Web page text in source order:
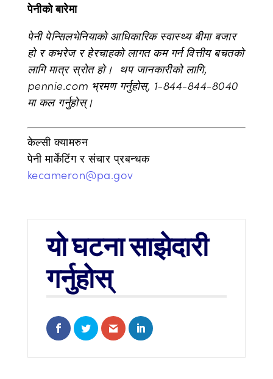
पेनीको बारेमा
पेनी पेन्सिलभेनियाको आधिकारिक स्वास्थ्य बीमा बजार
हो र कभरेज र हेरचाहको लागत कम गर्न वित्तीय बचतको
लागि मात्र स्रोत हो। थप जानकारीको लागि,
pennie.com भ्रमण गर्नुहोस्, 1-844-844-8040
मा कल गर्नुहोस्।
केल्सी क्यामरुन
पेनी मार्केटिंग र संचार प्रबन्धक
kecameron@pa.gov
यो घटना साझेदारी
गर्नुहोस्
Share on Facebook
Share on Twitter
Share via Email
Share on LinkedIn